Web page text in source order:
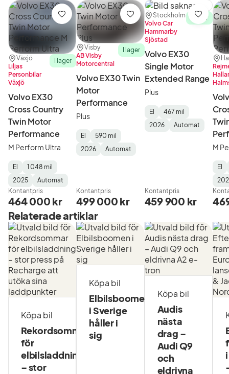
Plats:
Växjö
Återförsäljare:
Liljas
Personbilar
Växjö
I lager
Volvo EX30
Cross Country
Twin Motor
Performance
M Perform Ultra
Fuel
Type:
El
Mätarställning:
1 048 mil
Model
Year:
2025
Gearbox
Type:
Automat
Kontantpris
464 000 kr
Spara
Plats:
Visby
Återförsäljare:
AB Visby
Motorcentral
I lager
Volvo EX30 Twin
Motor
Performance
Plus
Fuel
El
Mätarställning:
590 mil
Model
2026
GearboxAutomat
Kontantpris
499 000 kr
SparaPlats:
Stockholm
Återförsäljare:
Volvo Car
Hammarby
Sjöstad
I lager
Volvo EX30
Single Motor
Extended Range
Plus
Fuel
El
Mätarställning:
467 mil
Model
2026
GearboxAutomat
Kontantpris
459 900 kr
Spara
M
Fuel
El
Year
Relaterade artiklar
Köpa bil
Rekordsommar
för
elbilsladdning
– stor
Köpa bil
Elbilsboomen
i Sverige
håller i
sig
Köpa bil
Audis
nästa
drag –
Audi Q9
och
eldrivna